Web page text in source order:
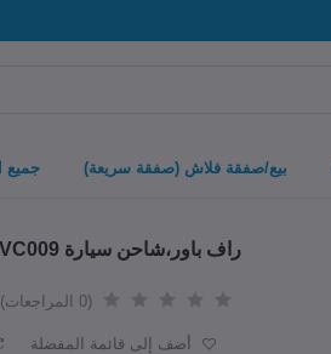
بيع/صفقة فلاش (صفقة سريعة) جميع
راف باور،شاحن سيارة RP-VC009 ثنائي المنفذ بقوة 48 وات مع PD30W QC3.0 أسود
(0 المراجعات)
أضف إلى قائمة المفضلة